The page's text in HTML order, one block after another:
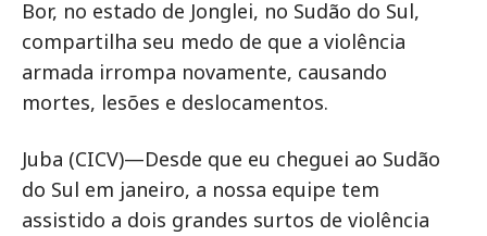
Bor, no estado de Jonglei, no Sudão do Sul,
compartilha seu medo de que a violência
armada irrompa novamente, causando
mortes, lesões e deslocamentos.
Juba (CICV)—Desde que eu cheguei ao Sudão
do Sul em janeiro, a nossa equipe tem
assistido a dois grandes surtos de violência